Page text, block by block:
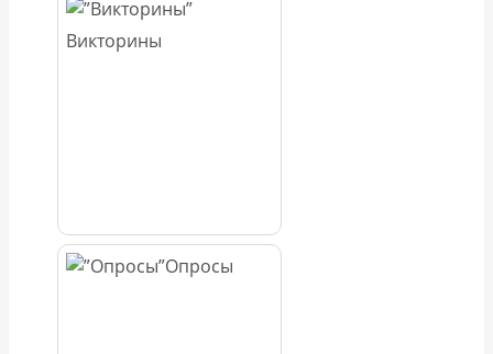
Викторины
Опросы